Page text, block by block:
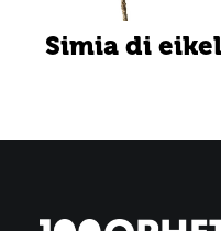
Simia di eikel